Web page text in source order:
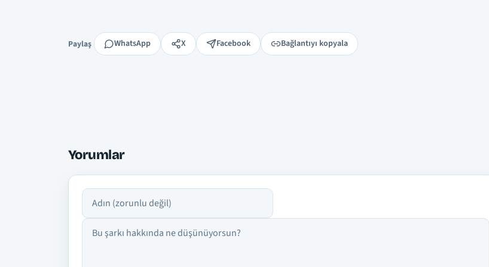
Paylaş
Paylaş WhatsApp X Facebook Bağlantıyı kopyala
Yorumlar
Adın
Yorumun